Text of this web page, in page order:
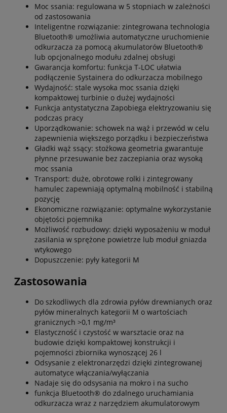
Moc ssania: regulowana w 5 stopniach w zależności
od zastosowania
Inteligentne rozwiązanie: zintegrowana technologia
Bluetooth® umożliwia automatyczne uruchomienie
odkurzacza za pomocą akumulatorów Bluetooth®
lub opcjonalnego modułu zdalnej obsługi
Gwarancja komfortu: funkcja T-LOC ułatwia
podłączenie Systainera do odkurzacza mobilnego
Wydajność: stale wysoka moc ssania dzięki
kompaktowej turbinie o dużej wydajności
Funkcja antystatyczna Zapobiega elektryzowaniu się
podczas pracy
Uporządkowanie: schowek na wąż i przewód w celu
zapewnienia większego porządku i bezpieczeństwa
Gładki wąż ssący: stożkowa geometria gwarantuje
płynne przesuwanie bez zaczepiania oraz wysoką
moc ssania
Transport: duże, obrotowe rolki i zintegrowany
hamulec zapewniają optymalną mobilność i stabilną
pozycję
Ekonomiczne rozwiązanie: optymalne wykorzystanie
objętości pojemnika
Możliwość rozbudowy: dzięki wyposażeniu w moduł
zasilania w sprężone powietrze lub moduł gniazda
wtykowego
Dopuszczenie: pyły kategorii M
Zastosowania
Do szkodliwych dla zdrowia pyłów drewnianych oraz
pyłów mineralnych kategorii M o wartościach
granicznych >0,1 mg/m³
Elastyczność i czystość w warsztacie oraz na
budowie dzięki kompaktowej konstrukcji i
pojemności zbiornika wynoszącej 26 l
Odsysanie z elektronarzędzi dzięki zintegrowanej
automatyce włączania/wyłączania
Nadaje się do odsysania na mokro i na sucho
funkcja Bluetooth® do zdalnego uruchamiania
odkurzacza wraz z narzędziem akumulatorowym